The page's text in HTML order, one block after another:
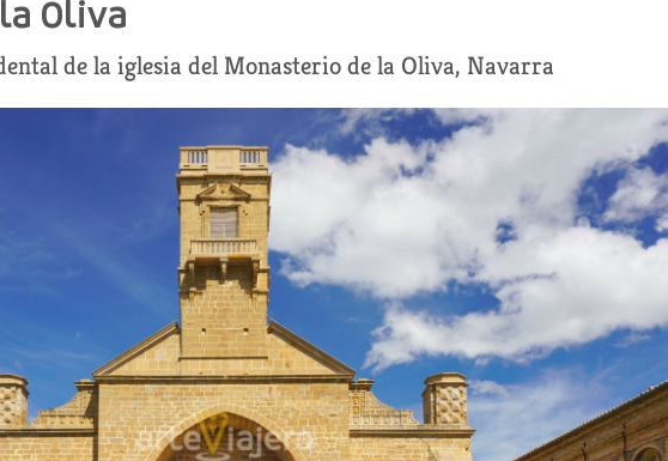
Oliva
de la iglesia del Monasterio de la Oliva, Navarra